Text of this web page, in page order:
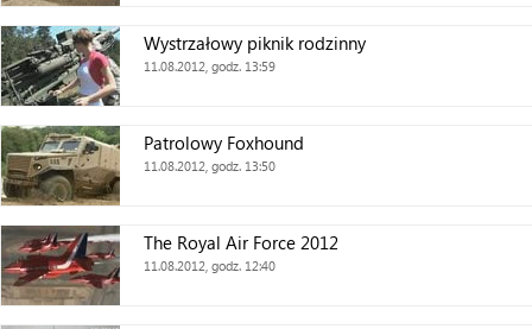
Wystrzałowy piknik rodzinny
11.08.2012, godz. 13:59
Patrolowy Foxhound
11.08.2012, godz. 13:50
The Royal Air Force 2012
11.08.2012, godz. 12:40